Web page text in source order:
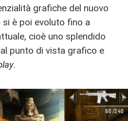
grafiche del nuovo
è poi evoluto fino a
cioè uno splendido
punto di vista grafico e
.